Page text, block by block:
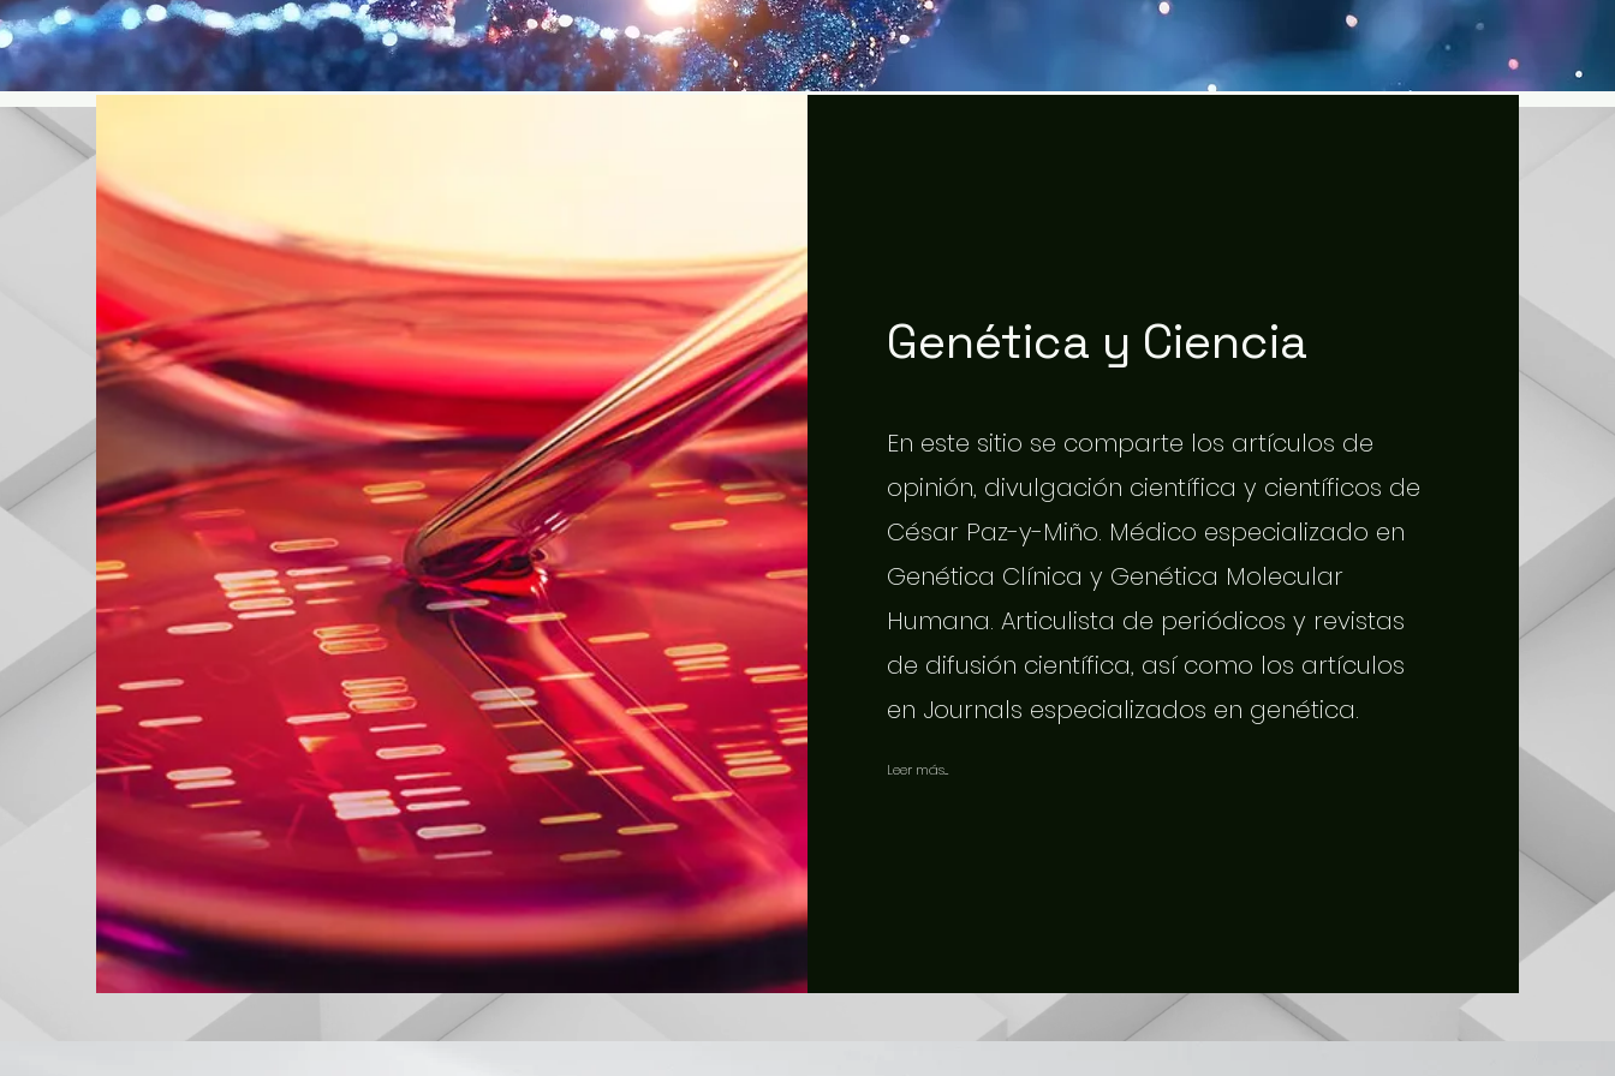
Genética y Ciencia
En este sitio se comparte los artículos de
opinión, divulgación científica y científicos de
César Paz-y-Miño. Médico especializado en
Genética Clínica y Genética Molecular
Humana. Articulista de periódicos y revistas
de difusión científica, así como los artículos
en Journals especializados en genética.
Leer más...